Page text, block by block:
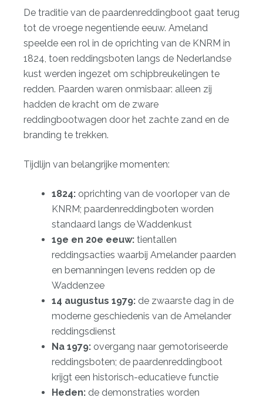
De traditie van de paardenreddingboot gaat terug
tot de vroege negentiende eeuw. Ameland
speelde een rol in de oprichting van de KNRM in
1824, toen reddingsboten langs de Nederlandse
kust werden ingezet om schipbreukelingen te
redden. Paarden waren onmisbaar: alleen zij
hadden de kracht om de zware
reddingbootwagen door het zachte zand en de
branding te trekken.
Tijdlijn van belangrijke momenten:
1824: oprichting van de voorloper van de
KNRM; paardenreddingboten worden
standaard langs de Waddenkust
19e en 20e eeuw: tientallen
reddingsacties waarbij Amelander paarden
en bemanningen levens redden op de
Waddenzee
14 augustus 1979: de zwaarste dag in de
moderne geschiedenis van de Amelander
reddingsdienst
Na 1979: overgang naar gemotoriseerde
reddingsboten; de paardenreddingboot
krijgt een historisch-educatieve functie
Heden: de demonstraties worden